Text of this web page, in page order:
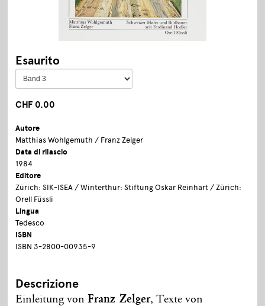
Esaurito
CHF 0.00
Autore
Matthias Wohlgemuth / Franz Zelger
Data di rilascio
1984
Editore
Zürich: SIK-ISEA / Winterthur: Stiftung Oskar Reinhart / Zürich:
Orell Füssli
Lingua
Tedesco
ISBN
ISBN 3-2800-00935-9
Descrizione
Einleitung vonFranz Zelger, Texte von